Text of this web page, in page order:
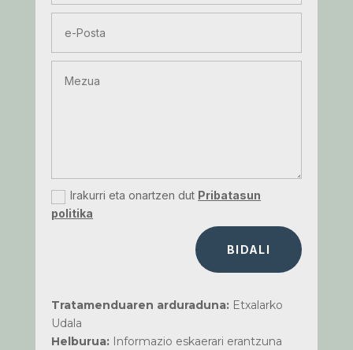
Irakurri eta onartzen dut Pribatasun
politika
BIDALI
Tratamenduaren arduraduna:Etxalarko
Udala
Helburua:Informazio eskaerari erantzuna